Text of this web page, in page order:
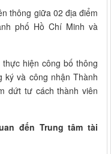
thông giữa 02 địa điểm
phố Hồ Chí Minh và
hiện công bố thông
ký và công nhận Thành
dứt tư cách thành viên
đến Trung tâm tài